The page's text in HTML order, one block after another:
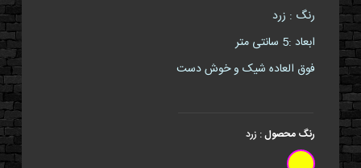
رنگ : زرد
ابعاد :5 سانتی متر
فوق العاده شیک و خوش دست
رنگ محصول: زرد